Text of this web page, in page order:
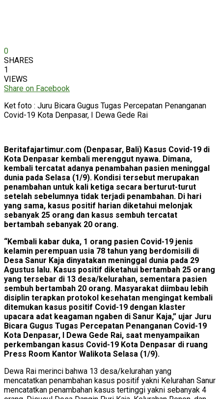
0
SHARES
1
VIEWS
Share on Facebook
Ket foto : Juru Bicara Gugus Tugas Percepatan Penanganan
Covid-19 Kota Denpasar, I Dewa Gede Rai
Beritafajartimur.com (Denpasar, Bali) Kasus Covid-19 di
Kota Denpasar kembali merenggut nyawa. Dimana,
kembali tercatat adanya penambahan pasien meninggal
dunia pada Selasa (1/9). Kondisi tersebut merupakan
penambahan untuk kali ketiga secara berturut-turut
setelah sebelumnya tidak terjadi penambahan. Di hari
yang sama, kasus positif harian diketahui melonjak
sebanyak 25 orang dan kasus sembuh tercatat
bertambah sebanyak 20 orang.
“Kembali kabar duka, 1 orang pasien Covid-19 jenis
kelamin perempuan usia 78 tahun yang berdomisili di
Desa Sanur Kaja dinyatakan meninggal dunia pada 29
Agustus lalu. Kasus positif diketahui bertambah 25 orang
yang tersebar di 13 desa/kelurahan, sementara pasien
sembuh bertambah 20 orang. Masyarakat diimbau lebih
disiplin terapkan protokol kesehatan mengingat kembali
ditemukan kasus positif Covid-19 dengan klaster
upacara adat keagaman ngaben di Sanur Kaja,” ujar Juru
Bicara Gugus Tugas Percepatan Penanganan Covid-19
Kota Denpasar, I Dewa Gede Rai, saat menyampaikan
perkembangan kasus Covid-19 Kota Denpasar di ruang
Press Room Kantor Walikota Selasa (1/9).
Dewa Rai merinci bahwa 13 desa/kelurahan yang
mencatatkan penambahan kasus positif yakni Kelurahan Sanur
mencatatkan penambahan kasus tertinggi yakni sebanyak 4